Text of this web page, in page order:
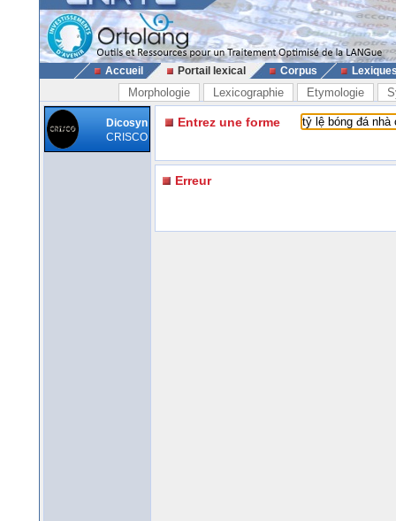
Accueil Portail lexical Corpus
Morphologie Lexicographie Etymologie
Dicosyn
CRISCO
Entrez une forme
Erreur